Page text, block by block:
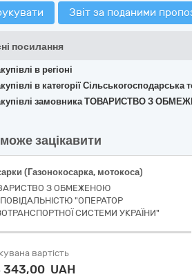
Звіт за поданими
посилання
в регіоні
в категорії Сільськогосподарська
замовника ТОВАРИСТВО З
зацікавити
(Газонокосарка, мотокоса)
З ОБМЕЖЕНОЮ
"ОПЕРАТОР
СИСТЕМИ УКРАЇНИ"
вартість
343,00 UAH